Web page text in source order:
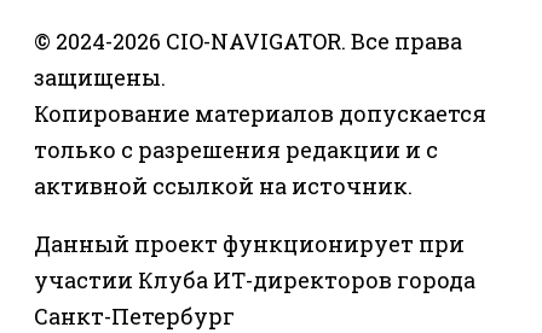
© 2024-2026 CIO-NAVIGATOR. Все права
защищены.
Копирование материалов допускается
только с разрешения редакции и с
активной ссылкой на источник.
Данный проект функционирует при
участии Клуба ИТ-директоров города
Санкт-Петербург